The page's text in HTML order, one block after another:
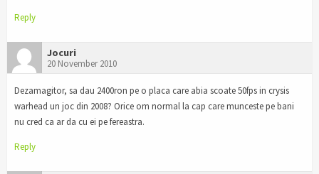
Reply
Jocuri
20 November 2010
Dezamagitor, sa dau 2400ron pe o placa care abia scoate 50fps in crysis
warhead un joc din 2008? Orice om normal la cap care munceste pe bani
nu cred ca ar da cu ei pe fereastra.
Reply